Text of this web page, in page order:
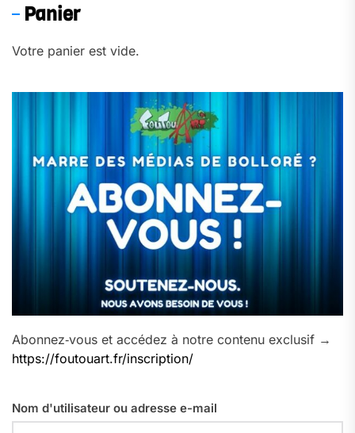
Panier
Votre panier est vide.
Abonnez‑vous et accédez à notre contenu exclusif →
https://foutouart.fr/inscription/
Nom d'utilisateur ou adresse e-mail